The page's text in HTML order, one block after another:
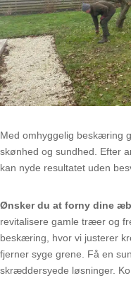
Med omhyggelig beskæring
skønhed og sundhed. Efter
kan nyde resultatet uden
Ønsker du at forny dine
revitalisere gamle træer og
beskæring, hvor vi justerer
fjerner syge grene. Få en
skræddersyede løsninger.